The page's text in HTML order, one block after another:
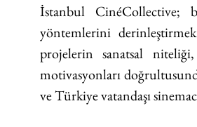
İstanbul CinéCollective;
yöntemlerini derinleştirmek
projelerin sanatsal
motivasyonları
ve Türkiye vatandaşı